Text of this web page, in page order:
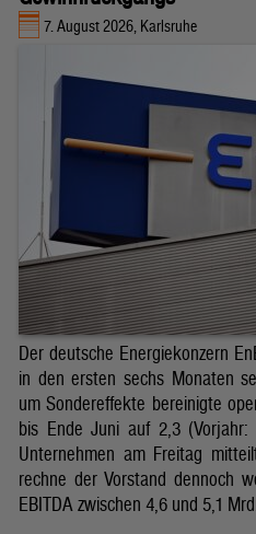
7. August 2026, Karlsruhe
Der deutsche Energiekonzern
in den ersten sechs Monaten
um Sondereffekte bereinigte
bis Ende Juni auf 2,3
Unternehmen am Freitag
rechne der Vorstand dennoch
EBITDA zwischen 4,6 und 5,1